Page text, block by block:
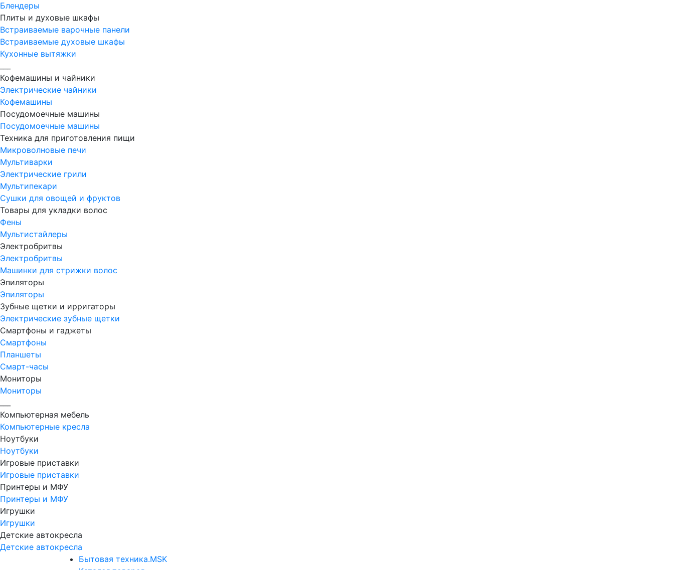
Блендеры
Плиты и духовые шкафы
Встраиваемые варочные панели
Встраиваемые духовые шкафы
Кухонные вытяжки
Кофемашины и чайники
Электрические чайники
Кофемашины
Посудомоечные машины
Посудомоечные машины
Техника для приготовления пищи
Микроволновые печи
Мультиварки
Электрические грили
Мультипекари
Сушки для овощей и фруктов
Товары для укладки волос
Фены
Мультистайлеры
Электробритвы
Электробритвы
Машинки для стрижки волос
Эпиляторы
Эпиляторы
Зубные щетки и ирригаторы
Электрические зубные щетки
Смартфоны и гаджеты
Смартфоны
Планшеты
Смарт-часы
Мониторы
Мониторы
Компьютерная мебель
Компьютерные кресла
Ноутбуки
Ноутбуки
Игровые приставки
Игровые приставки
Принтеры и МФУ
Принтеры и МФУ
Игрушки
Игрушки
Детские автокресла
Детские автокресла
Бытовая техника.MSK